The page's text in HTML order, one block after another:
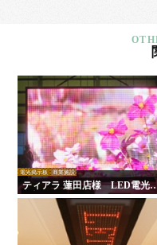
電光掲示板 商業施設
ティアラ 蓮田店様 LED電光
示板